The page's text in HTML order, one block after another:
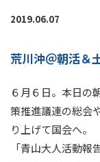
2019.06.07
荒川沖＠朝活＆
６月６日。本日の
策推進議連の総会
り上げて国会へ。
「青山大人活動